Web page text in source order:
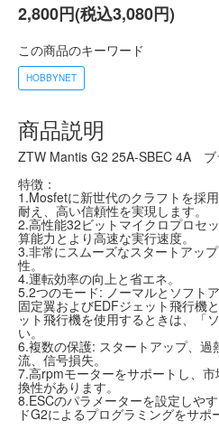
2,800円(税込3,080円)
この商品のキーワード
HOBBYNET
商品説明
ZTW Mantis G2 25A-SBEC 4A ブ
特徴：
1.Mosfetに新世代のクラフトを採
耐え、高い信頼性を実現します。
2.高性能32ビットマイクロプロセ
算能力とより高速な実行速度。
3.非常にスムーズなスタートアッ
性。
4.運転効率の向上と省エネ。
5.2つのモード: ノーマルとソフト
固定翼およびEDFジェット飛行機
ット飛行機を使用するときは、「
い。
6.複数の保護: スタートアップ、
流、信号損失。
7.高rpmモーターをサポートし、
換性があります。
8.ESCのパラメーターを設定しや
ドG2によるプログラミングをサポ